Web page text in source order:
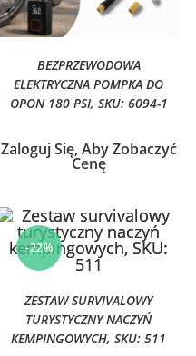
BEZPRZEWODOWA
ELEKTRYCZNA POMPKA DO
OPON 180 PSI, SKU: 6094-1
Zaloguj Się, Aby Zobaczyć
Cenę
-22%
ZESTAW SURVIVALOWY
TURYSTYCZNY NACZYŃ
KEMPINGOWYCH, SKU: 511